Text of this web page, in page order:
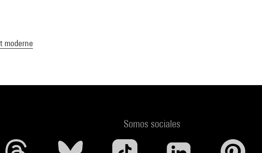
moderne
Somos sociales